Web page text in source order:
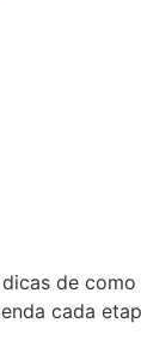
de
cada